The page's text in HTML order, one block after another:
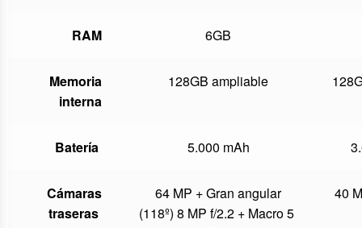
RAM 6GB
Memoria
interna
128GB ampliable
Batería 5.000 mAh
Cámaras
traseras
64 MP + Gran angular
(118º) 8 MP f/2.2 + Macro 5
40